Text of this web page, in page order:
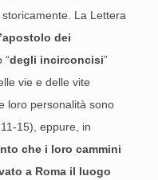
La Lettera
dei
“degli incirconcisi”
vie e delle vite
loro personalità sono
15), eppure, in
che i loro cammini
a Roma il luogo